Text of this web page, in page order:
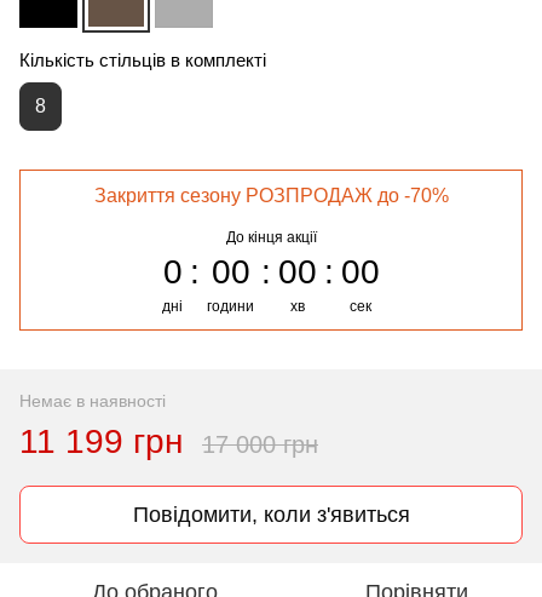
Кількість стільців в комплекті
8
Закриття сезону РОЗПРОДАЖ до -70%
До кінця акції
0
дні
00
години
00
хв
00
сек
Немає в наявності
11 199 грн 17 000 грн
Повідомити, коли з'явиться
До обраного Порівняти